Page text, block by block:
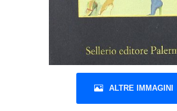
ALTRE IMMAGINI